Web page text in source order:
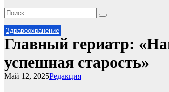
Здравоохранение
Главный гериатр:
успешная старость»
Редакция
Май 12, 2025